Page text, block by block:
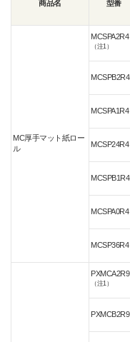
商品名 型番
MC厚手マット紙ロー
ル
MCSPA2R4
（注1）
MCSPB2R4
MCSPA1R4
MCSP24R4
MCSPB1R4
MCSPA0R4
MCSP36R4
PXMCA2R9
（注1）
PXMCB2R9